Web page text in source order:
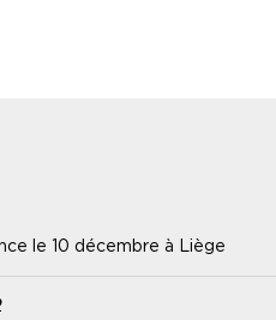
le 10 décembre à Liège